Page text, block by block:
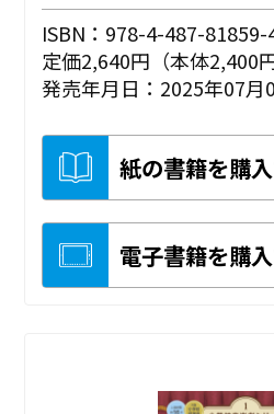
ISBN：978-4-487-81859-
定価2,640円（本体2,400
発売年月日：2025年07月
紙の書籍を購
電子書籍を購